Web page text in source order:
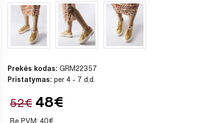
Prekės kodas: GRM22357
Pristatymas: per 4 - 7 d.d.
52€ 48€
Be PVM: 40€